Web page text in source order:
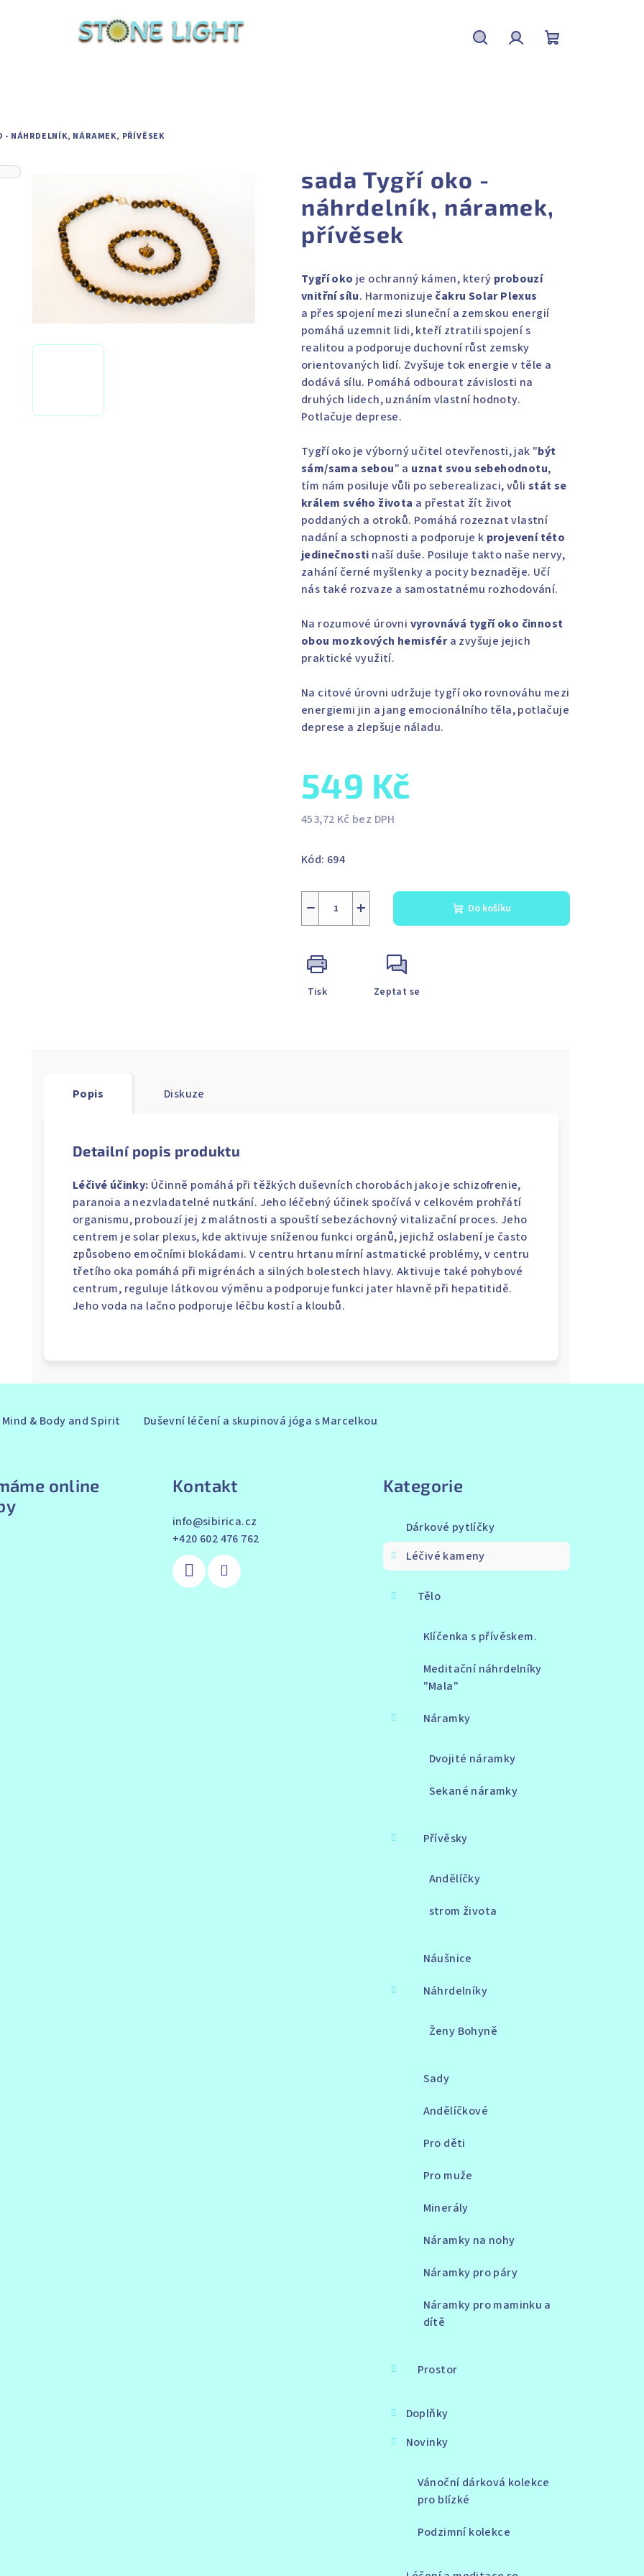
- NÁHRDELNÍK, NÁRAMEK, PŘÍVĚSEK
sada Tygří oko -
náhrdelník, náramek,
přívěsek
Tygří oko je ochranný kámen, který probouzí
vnitřní sílu. Harmonizuje čakru Solar Plexus
a přes spojení mezi sluneční a zemskou energií
pomáhá uzemnit lidi, kteří ztratili spojení s
realitou a podporuje duchovní růst zemsky
orientovaných lidí. Zvyšuje tok energie v těle a
dodává sílu. Pomáhá odbourat závislosti na
druhých lidech, uznáním vlastní hodnoty.
Potlačuje deprese.
Tygří oko je výborný učitel otevřenosti, jak "být
sám/sama sebou" a uznat svou sebehodnotu,
tím nám posiluje vůli po seberealizaci, vůli stát se
králem svého života a přestat žít život
poddaných a otroků. Pomáhá rozeznat vlastní
nadání a schopnosti a podporuje k projevení této
jedinečnosti naší duše. Posiluje takto naše nervy,
zahání černé myšlenky a pocity beznaděje. Učí
nás také rozvaze a samostatnému rozhodování.
Na rozumové úrovni vyrovnává tygří oko činnost
obou mozkových hemisféra zvyšuje jejich
praktické využití.
Na citové úrovni udržuje tygří oko rovnováhu mezi
energiemi jin a jang emocionálního těla, potlačuje
deprese a zlepšuje náladu.
549 Kč
453,72 Kč bez DPH
cena:
Kód: 694
+
− Do košíku
Tisk Zeptat se
Popis Diskuze
Detailní popis produktu
Léčivé účinky: Účinně pomáhá při těžkých duševních chorobách jako je schizofrenie,
paranoia a nezvladatelné nutkání. Jeho léčebný účinek spočívá v celkovém prohřátí
organismu, probouzí jej z malátnosti a spouští sebezáchovný vitalizační proces. Jeho
centrem je solar plexus, kde aktivuje sníženou funkci orgánů, jejichž oslabení je často
způsobeno emočními blokádami. V centru hrtanu mírní astmatické problémy, v centru
třetího oka pomáhá při migrénách a silných bolestech hlavy. Aktivuje také pohybové
centrum, reguluje látkovou výměnu a podporuje funkci jater hlavně při hepatitidě.
Jeho voda na lačno podporuje léčbu kostí a kloubů.
& Body and Spirit Duševní léčení a skupinová jóga s Marcelkou
online
Kontakt
info@sibirica.cz
+420 602 476 762
Kategorie
Dárkové pytlíčky
Léčivé kameny
Tělo
Klíčenka s přívěskem.
Meditační náhrdelníky
"Mala"
Náramky
Dvojité náramky
Sekané náramky
Přívěsky
Andělíčky
strom života
Náušnice
Náhrdelníky
Ženy Bohyně
Sady
Andělíčkové
Pro děti
Pro muže
Minerály
Náramky na nohy
Náramky pro páry
Náramky pro maminku a
dítě
Prostor
Doplňky
Novinky
Vánoční dárková kolekce
pro blízké
Podzimní kolekce